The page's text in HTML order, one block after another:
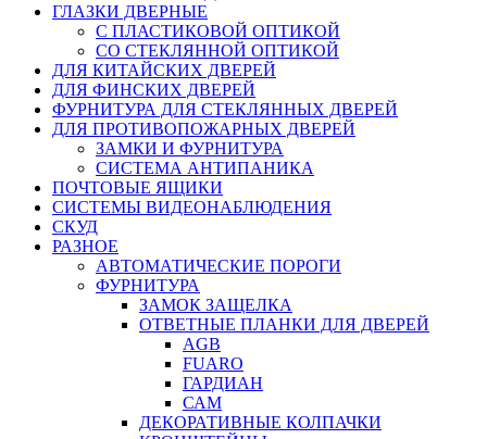
ГЛАЗКИ ДВЕРНЫЕ
С ПЛАСТИКОВОЙ ОПТИКОЙ
СО СТЕКЛЯННОЙ ОПТИКОЙ
ДЛЯ КИТАЙСКИХ ДВЕРЕЙ
ДЛЯ ФИНСКИХ ДВЕРЕЙ
ФУРНИТУРА ДЛЯ СТЕКЛЯННЫХ ДВЕРЕЙ
ДЛЯ ПРОТИВОПОЖАРНЫХ ДВЕРЕЙ
ЗАМКИ И ФУРНИТУРА
СИСТЕМА АНТИПАНИКА
ПОЧТОВЫЕ ЯЩИКИ
СИСТЕМЫ ВИДЕОНАБЛЮДЕНИЯ
СКУД
РАЗНОЕ
АВТОМАТИЧЕСКИЕ ПОРОГИ
ФУРНИТУРА
ЗАМОК ЗАЩЕЛКА
ОТВЕТНЫЕ ПЛАНКИ ДЛЯ ДВЕРЕЙ
AGB
FUARO
ГАРДИАН
САМ
ДЕКОРАТИВНЫЕ КОЛПАЧКИ